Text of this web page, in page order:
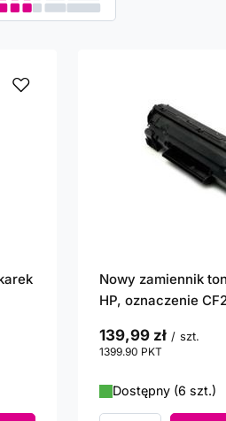
Nowy zamiennik
HP, oznaczenie
139,99 zł / szt.
1399.90 PKT
Dostępny (6 szt.)